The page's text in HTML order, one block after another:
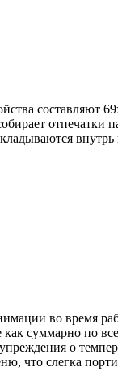
составляют
отпечатки
внутрь
во
как суммарно по
о
что слегка